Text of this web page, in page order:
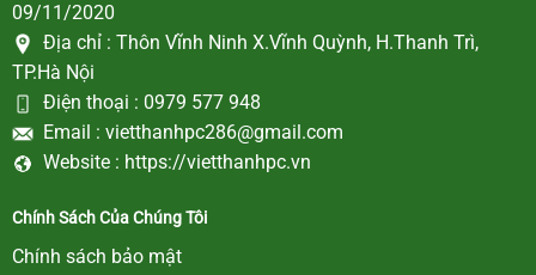
09/11/2020
Địa chỉ : Thôn Vĩnh Ninh X.Vĩnh Quỳnh, H.Thanh Trì,
TP.Hà Nội
Điện thoại : 0979 577 948
Email : vietthanhpc286@gmail.com
Website : https://vietthanhpc.vn
Chính Sách Của Chúng Tôi
Chính sách bảo mật